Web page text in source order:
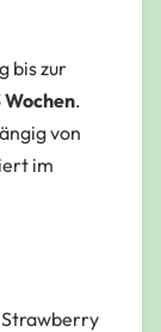
bis zur
Wochen.
von
im